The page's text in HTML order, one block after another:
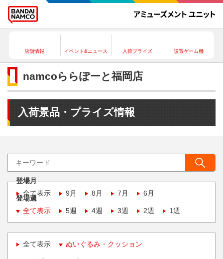
店舗情報 イベント&ニュース 入荷プライズ 設置ゲーム機
namcoららぽーと福岡店
入荷景品・プライズ情報
登場月
全て表示
9月 8月 7月 6月
登場週
全て表示
5週 4週 3週 2週 1週
全て表示 ぬいぐるみ・クッション